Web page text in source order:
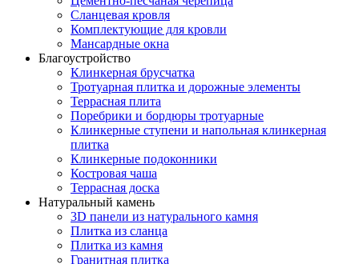
Сланцевая кровля
Комплектующие для кровли
Мансардные окна
Благоустройство
Клинкерная брусчатка
Тротуарная плитка и дорожные элементы
Террасная плита
Поребрики и бордюры тротуарные
Клинкерные ступени и напольная клинкерная
плитка
Клинкерные подоконники
Костровая чаша
Террасная доска
Натуральный камень
3D панели из натурального камня
Плитка из сланца
Плитка из камня
Гранитная плитка